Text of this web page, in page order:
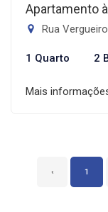
Apartamento
Rua
1 Quarto 2
Mais
‹ 1